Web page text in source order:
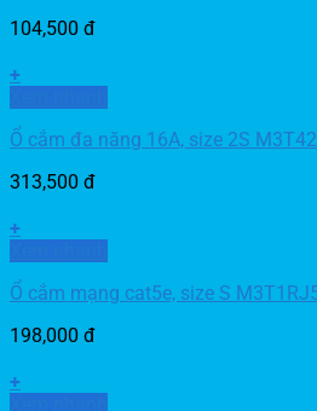
104,500 đ
+
Ổ cắm đa năng 16A, size 2S
313,500 đ
+
Ổ cắm mạng cat5e, size S
198,000 đ
+